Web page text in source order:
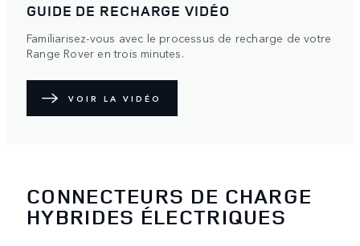
GUIDE DE RECHARGE VIDÉO
Familiarisez-vous avec le processus de recharge de votre
Range Rover en trois minutes.
VOIR LA VIDÉO
CONNECTEURS DE CHARGE
HYBRIDES ÉLECTRIQUES